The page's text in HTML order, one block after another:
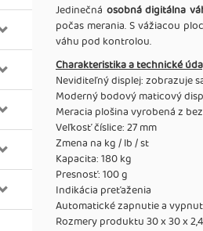
Jedinečná osobná digitálna
počas merania. S vážiacou
váhu pod kontrolou.
Charakteristika a technické
Neviditeľný displej: zobrazuje
Moderný bodový maticový
Meracia plošina vyrobená z
Veľkosť číslice: 27 mm
Zmena na kg / lb / st
Kapacita: 180 kg
Presnosť: 100 g
Indikácia preťaženia
Automatické zapnutie a
Rozmery produktu 30 x 30 x